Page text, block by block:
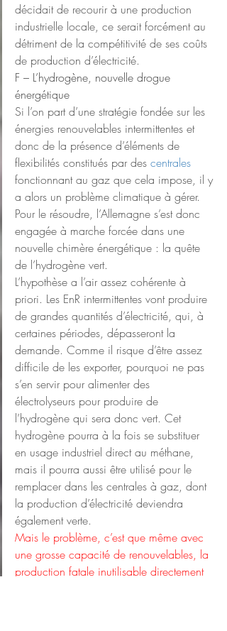
décidait de recourir à une production
industrielle locale, ce serait forcément au
détriment de la compétitivité de ses coûts
de production d’électricité.
F – L’hydrogène, nouvelle drogue
énergétique
Si l’on part d’une stratégie fondée sur les
énergies renouvelables intermittentes et
donc de la présence d’éléments de
flexibilités constitués par des centrales
fonctionnant au gaz que cela impose, il y
a alors un problème climatique à gérer.
Pour le résoudre, l’Allemagne s’est donc
engagée à marche forcée dans une
nouvelle chimère énergétique : la quête
de l’hydrogène vert.
L’hypothèse a l’air assez cohérente à
priori. Les EnR intermittentes vont produire
de grandes quantités d’électricité, qui, à
certaines périodes, dépasseront la
demande. Comme il risque d’être assez
difficile de les exporter, pourquoi ne pas
s’en servir pour alimenter des
électrolyseurs pour produire de
l’hydrogène qui sera donc vert. Cet
hydrogène pourra à la fois se substituer
en usage industriel direct au méthane,
mais il pourra aussi être utilisé pour le
remplacer dans les centrales à gaz, dont
la production d’électricité deviendra
également verte.
Mais le problème, c’est que même avec
une grosse capacité de renouvelables, la
production fatale inutilisable directement